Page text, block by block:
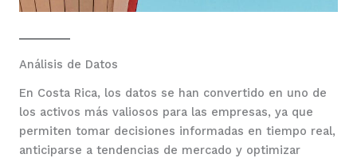
Análisis de Datos
En Costa Rica, los datos se han convertido en uno de
los activos más valiosos para las empresas, ya que
permiten tomar decisiones informadas en tiempo real,
anticiparse a tendencias de mercado y optimizar